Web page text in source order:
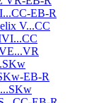
EB-R
V...CC
EB-R